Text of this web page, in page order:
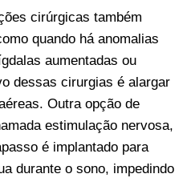
cirúrgicas também
quando há anomalias
aumentadas ou
dessas cirurgias é alargar
Outra opção de
estimulação nervosa,
é implantado para
durante o sono, impedindo